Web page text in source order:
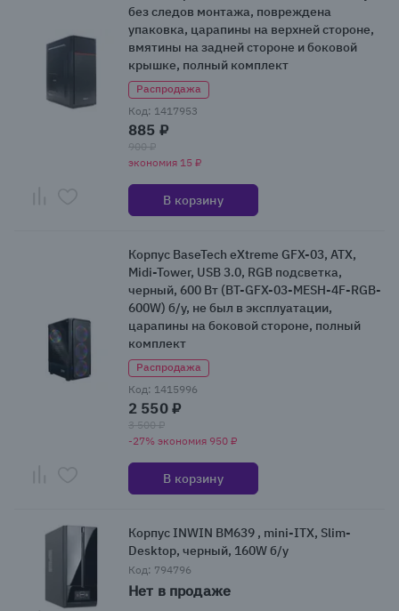
без следов монтажа, повреждена
упаковка, царапины на верхней стороне,
вмятины на задней стороне и боковой
крышке, полный комплект
Распродажа
Код: 1417953
885 ₽
900 ₽
экономия 15 ₽
В корзину
Корпус BaseTech eXtreme GFX-03, ATX,
Midi-Tower, USB 3.0, RGB подсветка,
черный, 600 Вт (BT-GFX-03-MESH-4F-RGB-
600W) б/у, не был в эксплуатации,
царапины на боковой стороне, полный
комплект
Распродажа
Код: 1415996
2 550 ₽
3 500 ₽
-27% экономия 950 ₽
В корзину
Корпус INWIN BM639 , mini-ITX, Slim-
Desktop, черный, 160W б/у
Код: 794796
Нет в продаже